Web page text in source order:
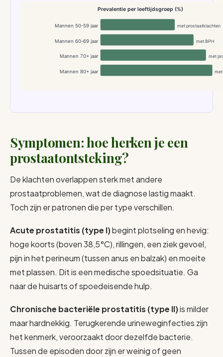
Prevalentie per leeftijdsgroep (%)
Mannen 50-59 jaar met prostaatklachten
Mannen 60-69 jaar met BPH
Mannen 70+ jaar met
Mannen 80+ jaar
Symptomen: hoe herken je een
prostaatontsteking?
De klachten overlappen sterk met andere
prostaatproblemen, wat de diagnose lastig maakt.
Toch zijn er patronen die per type verschillen.
Acute prostatitis (type I)begint plotseling en hevig:
hoge koorts (boven 38,5°C), rillingen, een ziek gevoel,
pijn in het perineum (tussen anus en balzak) en moeite
met plassen. Dit is een medische spoedsituatie. Ga
naar de huisarts of spoedeisende hulp.
Chronische bacteriële prostatitis (type II)is milder
maar hardnekkig. Terugkerende urineweginfecties zijn
het kenmerk, veroorzaakt door dezelfde bacterie.
Tussen de episoden door zijn er weinig of geen